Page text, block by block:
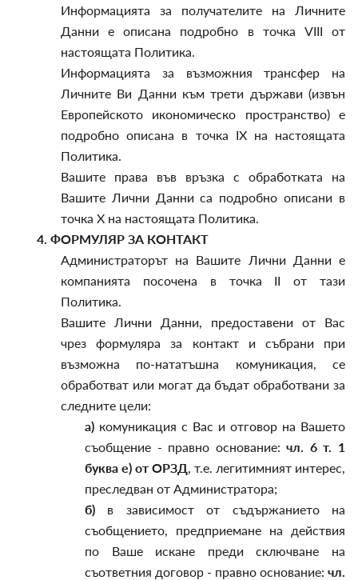
Информацията за получателите на Личните
Данни е описана подробно в точка VIII от
настоящата Политика.
Информацията за възможния трансфер на
Личните Ви Данни към трети държави (извън
Европейското икономическо пространство) е
подробно описана в точка IX на настоящата
Политика.
Вашите права във връзка с обработката на
Вашите Лични Данни са подробно описани в
точка X на настоящата Политика.
4. ФОРМУЛЯР ЗА КОНТАКТ
Администраторът на Вашите Лични Данни е
компанията посочена в точка II от тази
Политика.
Вашите Лични Данни, предоставени от Вас
чрез формуляра за контакт и събрани при
възможна по-нататъшна комуникация, се
обработват или могат да бъдат обработвани за
следните цели:
а) комуникация с Вас и отговор на Вашето
съобщение - правно основание: чл. 6 т. 1
буква е) от ОРЗД, т.е. легитимният интерес,
преследван от Администратора;
б) в зависимост от съдържанието на
съобщението, предприемане на действия
по Ваше искане преди сключване на
съответния договор - правно основание: чл.